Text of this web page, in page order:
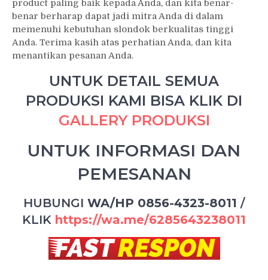
product paling baik kepada Anda, dan kita benar-
benar berharap dapat jadi mitra Anda di dalam
memenuhi kebutuhan slondok berkualitas tinggi
Anda. Terima kasih atas perhatian Anda, dan kita
menantikan pesanan Anda.
UNTUK DETAIL SEMUA
PRODUKSI KAMI BISA KLIK DI
GALLERY PRODUKSI
UNTUK INFORMASI DAN
PEMESANAN
HUBUNGI WA/HP 0856-4323-8011 /
KLIK https://wa.me/6285643238011